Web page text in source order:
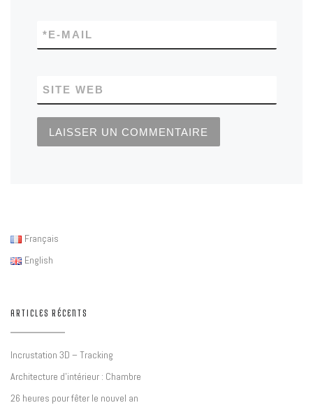
E-MAIL
*
SITE WEB
Français
English
ARTICLES RÉCENTS
Incrustation 3D – Tracking
Architecture d’intérieur : Chambre
26 heures pour fêter le nouvel an